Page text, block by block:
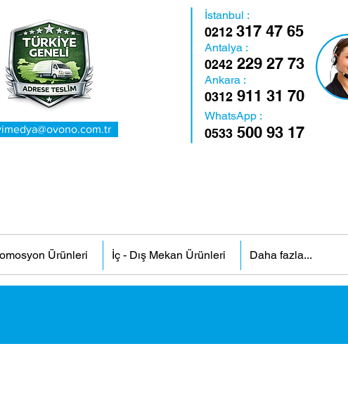
İstanbul :
0212 317 47 65
Antalya :
0242 229 27 73
Ankara :
0312 911 31 70
WhatsApp :
0533 500 93 17
Ürünleri İç - Dış Mekan Ürünleri Daha fazla...